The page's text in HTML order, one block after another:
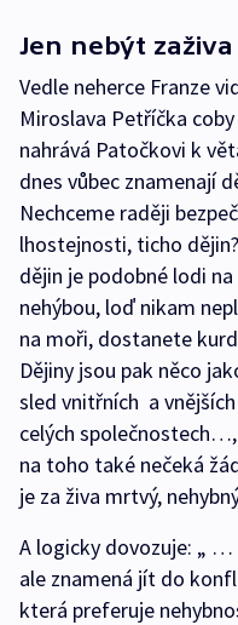
Jen nebýt
Vedle neherce Franze
Miroslava Petříčka
nahrává Patočkovi k
dnes vůbec znamenají
Nechceme raději
lhostejnosti, ticho
dějin je podobné lodi
nehýbou, loď nikam
na moři, dostanete
Dějiny jsou pak něco
sled vnitřních a
celých
na toho také nečeká
je za živa mrtvý,
A logicky dovozuje: „
ale znamená jít do
která preferuje